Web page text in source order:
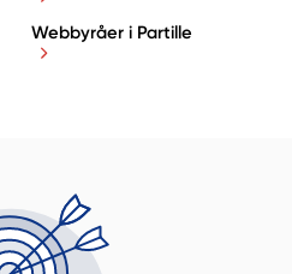
Webbyråer i Partille